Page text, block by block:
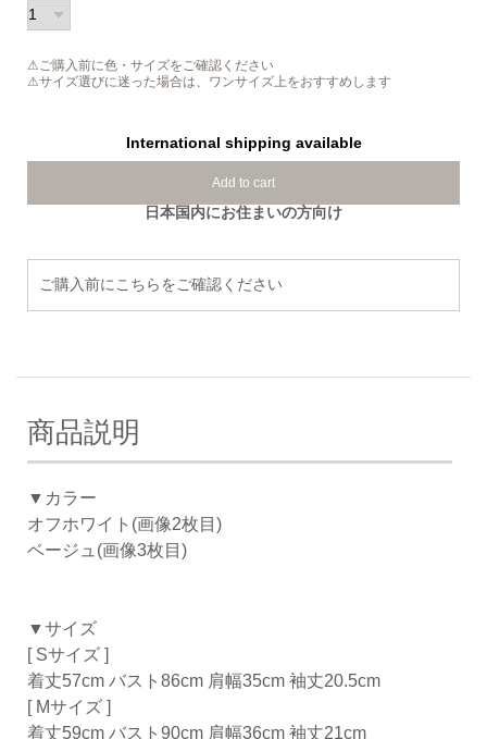
⚠ご購入前に色・サイズをご確認ください
⚠サイズ選びに迷った場合は、ワンサイズ上をおすすめします
International shipping available
Add to cart
日本国内にお住まいの方向け
ご購入前にこちらをご確認ください
商品説明
▼カラー
オフホワイト(画像2枚目)
ベージュ(画像3枚目)
▼サイズ
[ Sサイズ ]
着丈57cm バスト86cm 肩幅35cm 袖丈20.5cm
[ Mサイズ ]
着丈59cm バスト90cm 肩幅36cm 袖丈21cm